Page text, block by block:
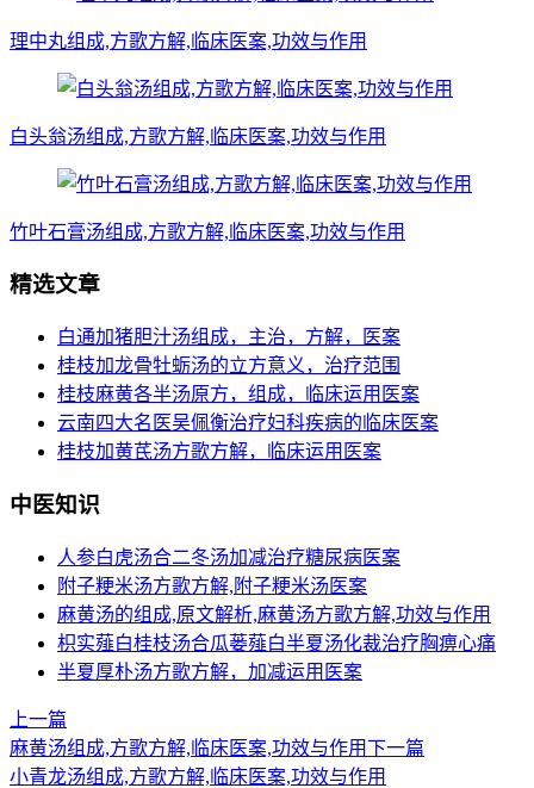
理中丸组成,方歌方解,临床医案,功效与作用
白头翁汤组成,方歌方解,临床医案,功效与作用
竹叶石膏汤组成,方歌方解,临床医案,功效与作用
精选文章
白通加猪胆汁汤组成，主治，方解，医案
桂枝加龙骨牡蛎汤的立方意义，治疗范围
桂枝麻黄各半汤原方，组成，临床运用医案
云南四大名医吴佩衡治疗妇科疾病的临床医案
桂枝加黄芪汤方歌方解，临床运用医案
中医知识
人参白虎汤合二冬汤加减治疗糖尿病医案
附子粳米汤方歌方解,附子粳米汤医案
麻黄汤的组成,原文解析,麻黄汤方歌方解,功效与作用
枳实薤白桂枝汤合瓜蒌薤白半夏汤化裁治疗胸痹心痛
半夏厚朴汤方歌方解，加减运用医案
上一篇
麻黄汤组成,方歌方解,临床医案,功效与作用下一篇
小青龙汤组成,方歌方解,临床医案,功效与作用